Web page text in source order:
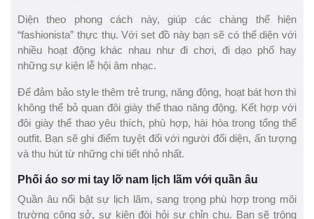
Diện theo phong cách này, giúp các chàng thể hiện
“fashionista” thực thụ. Với set đồ này bạn sẽ có thể diện với
nhiều hoạt động khác nhau như đi chơi, đi dạo phố hay
những sự kiện lễ hội âm nhạc.
Để đảm bảo style thêm trẻ trung, năng động, hoạt bát hơn thì
không thể bỏ quan đôi giày thể thao năng động. Kết hợp với
đôi giày thể thao yêu thích, phù hợp, hài hòa trong tổng thể
outfit. Bạn sẽ ghi điểm tuyệt đối với người đối diện, ấn tượng
và thu hút từ những chi tiết nhỏ nhất.
Phối áo sơ mi tay lỡ nam lịch lãm với quần âu
Quần âu nổi bật sự lịch lãm, sang trọng phù hợp trong môi
trường công sở, sự kiện đòi hỏi sự chỉn chu. Bạn sẽ trông